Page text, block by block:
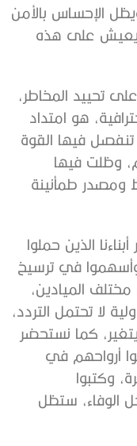
الإحساس بالأمن
يعيش على هذه
تحييد المخاطر،
هو امتداد
فيها القوة
وظلت فيها
ومصدر طمأنينة
الذين حملوا
في ترسيخ
الميادين،
لا تحتمل التردد،
كما نستحضر
أرواحهم في
وكتبوا
الوفاء، ستظل